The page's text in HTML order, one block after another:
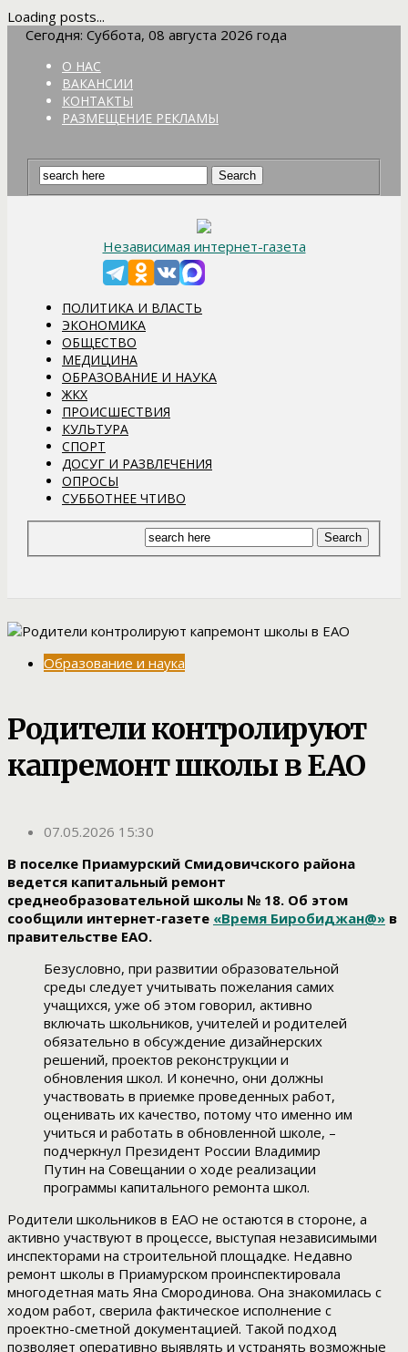
Loading posts...
Сегодня: Суббота, 08 августа 2026 года
О НАС
ВАКАНСИИ
КОНТАКТЫ
РАЗМЕЩЕНИЕ РЕКЛАМЫ
Независимая интернет-газета
ПОЛИТИКА И ВЛАСТЬ
ЭКОНОМИКА
ОБЩЕСТВО
МЕДИЦИНА
ОБРАЗОВАНИЕ И НАУКА
ЖКХ
ПРОИСШЕСТВИЯ
КУЛЬТУРА
СПОРТ
ДОСУГ И РАЗВЛЕЧЕНИЯ
ОПРОСЫ
СУББОТНЕЕ ЧТИВО
Образование и наука
Родители контролируют
капремонт школы в ЕАО
07.05.2026 15:30
В поселке Приамурский Смидовичского района
ведется капитальный ремонт
среднеобразовательной школы № 18. Об этом
сообщили интернет-газете «Время Биробиджан@» в
правительстве ЕАО.
Безусловно, при развитии образовательной
среды следует учитывать пожелания самих
учащихся, уже об этом говорил, активно
включать школьников, учителей и родителей
обязательно в обсуждение дизайнерских
решений, проектов реконструкции и
обновления школ. И конечно, они должны
участвовать в приемке проведенных работ,
оценивать их качество, потому что именно им
учиться и работать в обновленной школе, –
подчеркнул Президент России Владимир
Путин на Совещании о ходе реализации
программы капитального ремонта школ.
Родители школьников в ЕАО не остаются в стороне, а
активно участвуют в процессе, выступая независимыми
инспекторами на строительной площадке. Недавно
ремонт школы в Приамурском проинспектировала
многодетная мать Яна Смородинова. Она знакомилась с
ходом работ, сверила фактическое исполнение с
проектно-сметной документацией. Такой подход
позволяет оперативно выявлять и устранять возможные